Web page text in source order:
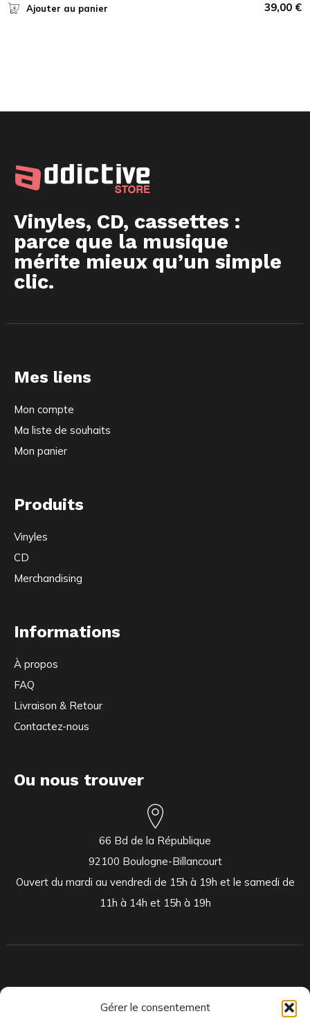
Gérer le consentement
Ajouter au panier 39,00 €
Vinyles, CD, cassettes :
parce que la musique
mérite mieux qu’un simple
clic.
Mes liens
Mon compte
Ma liste de souhaits
Mon panier
Produits
Vinyles
CD
Merchandising
Informations
À propos
FAQ
Livraison & Retour
Contactez-nous
Ou nous trouver
66 Bd de la République
92100 Boulogne-Billancourt
Ouvert du mardi au vendredi de 15h à 19h et le samedi de
11h à 14h et 15h à 19h
toujours des pépites musicales, dont des vinyles rares et exclusifs.